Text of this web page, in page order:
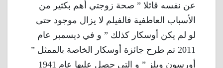
عن نفسه قائلا ” صحة زوجتي أهم بكثير من
الأسباب العاطفية فالفيلم لا يزال موجود حتى
لو لم يكن أوسكار كذلك ” و في ديسمبر عام
2011 تم طرح جائزة أوسكار الخاصة بالممثل ”
أورسون ويلز ” و التى حصل عليها عام 1941